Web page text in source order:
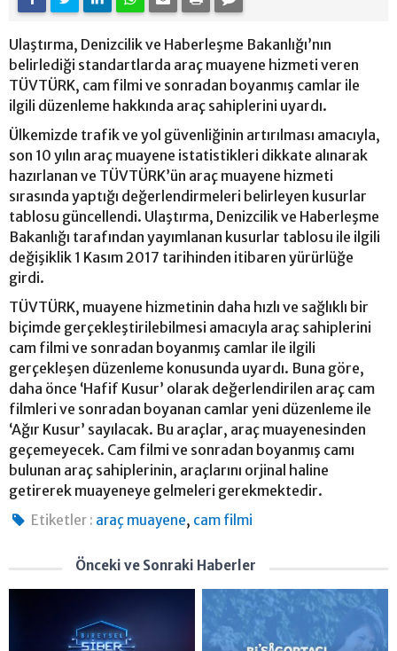
Ulaştırma, Denizcilik ve Haberleşme Bakanlığı’nın
belirlediği standartlarda araç muayene hizmeti veren
TÜVTÜRK, cam filmi ve sonradan boyanmış camlar ile
ilgili düzenleme hakkında araç sahiplerini uyardı.
Ülkemizde trafik ve yol güvenliğinin artırılması amacıyla,
son 10 yılın araç muayene istatistikleri dikkate alınarak
hazırlanan ve TÜVTÜRK’ün araç muayene hizmeti
sırasında yaptığı değerlendirmeleri belirleyen kusurlar
tablosu güncellendi. Ulaştırma, Denizcilik ve Haberleşme
Bakanlığı tarafından yayımlanan kusurlar tablosu ile ilgili
değişiklik 1 Kasım 2017 tarihinden itibaren yürürlüğe
girdi.
TÜVTÜRK, muayene hizmetinin daha hızlı ve sağlıklı bir
biçimde gerçekleştirilebilmesi amacıyla araç sahiplerini
cam filmi ve sonradan boyanmış camlar ile ilgili
gerçekleşen düzenleme konusunda uyardı. Buna göre,
daha önce ‘Hafif Kusur’ olarak değerlendirilen araç cam
filmleri ve sonradan boyanan camlar yeni düzenleme ile
‘Ağır Kusur’ sayılacak. Bu araçlar, araç muayenesinden
geçemeyecek. Cam filmi ve sonradan boyanmış camı
bulunan araç sahiplerinin, araçlarını orjinal haline
getirerek muayeneye gelmeleri gerekmektedir.
Etiketler : araç muayene, cam filmi
Önceki ve Sonraki Haberler